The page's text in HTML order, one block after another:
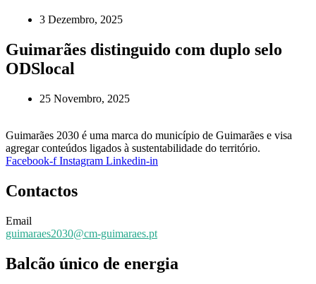
3 Dezembro, 2025
Guimarães distinguido com duplo selo
ODSlocal
25 Novembro, 2025
Guimarães 2030 é uma marca do município de Guimarães e visa
agregar conteúdos ligados à sustentabilidade do território.
Facebook-f Instagram Linkedin-in
Contactos
Email
guimaraes2030@cm-guimaraes.pt
Balcão único de energia